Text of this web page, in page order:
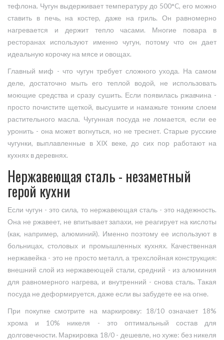
тефлона. Чугун выдерживает температуру до 500°C, его можно
ставить в печь, на костер, даже на гриль. Он равномерно
нагревается и держит тепло часами. Многие повара в
ресторанах используют именно чугун, потому что он дает
идеальную корочку на мясе и овощах.
Главный миф - что чугун требует сложного ухода. На самом
деле, достаточно мыть его теплой водой, не использовать
моющие средства и сразу сушить. Если появилась ржавчина -
просто почистите щеткой, высушите и намажьте тонким слоем
растительного масла. Чугунная посуда не ломается, если ее
уронить - она может вогнуться, но не треснет. Старые русские
чугунки, выплавленные в XIX веке, до сих пор работают на
кухнях в деревнях.
Нержавеющая сталь - незаметный
герой кухни
Если чугун - это сила, то нержавеющая сталь - это надежность.
Она не ржавеет, не впитывает запахи, не реагирует на кислоты
(как, например, алюминий). Именно поэтому ее используют в
больницах, столовых и промышленных кухнях. Качественная
нержавейка - это не просто металл, а трехслойная конструкция:
внешний слой из нержавеющей стали, средний - из алюминия
для равномерного нагрева, и внутренний - снова сталь. Такая
посуда не деформируется, даже если вы забудете ее на огне.
При покупке смотрите на маркировку: 18/10 означает 18%
хрома и 10% никеля - это оптимальный состав для
долговечности. Маркировка 18/0 - дешевле, но хуже: без никеля